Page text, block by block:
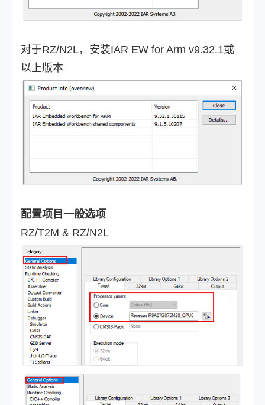
对于RZ/N2L，安装IAR EW for Arm v9.32.1或
以上版本
配置项目一般选项
RZ/T2M & RZ/N2L